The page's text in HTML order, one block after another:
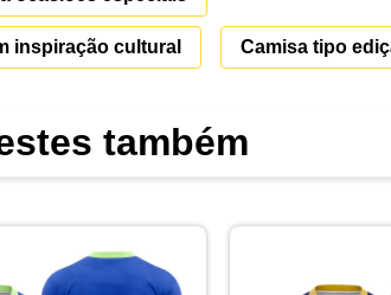
inspiração cultural Camisa tipo
também